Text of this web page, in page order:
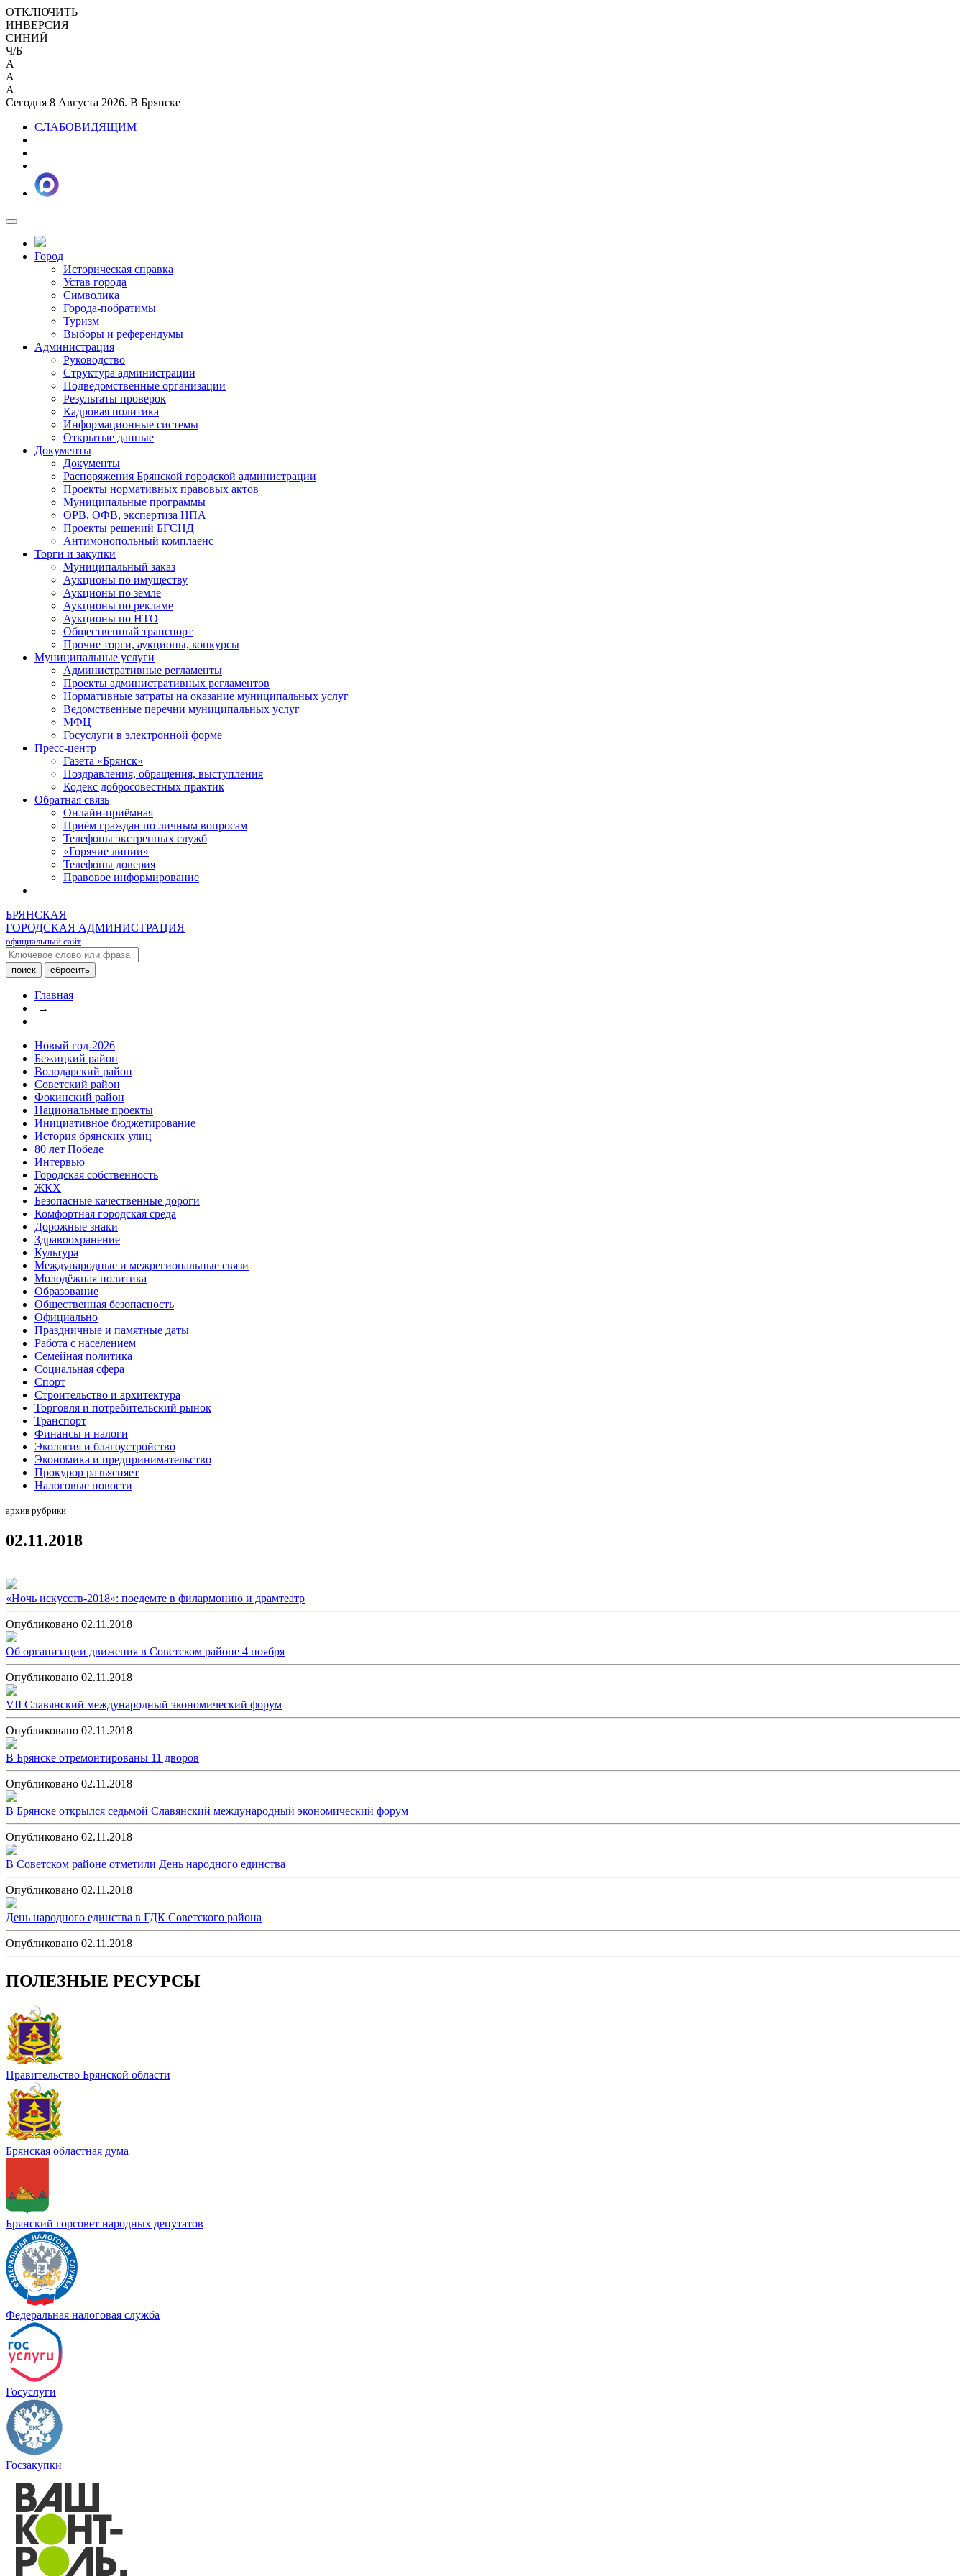
ОТКЛЮЧИТЬ
ИНВЕРСИЯ
СИНИЙ
Ч/Б
A
A
A
Сегодня 8 Августа 2026. В Брянске
СЛАБОВИДЯЩИМ
Город
Историческая справка
Устав города
Символика
Города-побратимы
Туризм
Выборы и референдумы
Администрация
Руководство
Структура администрации
Подведомственные организации
Результаты проверок
Кадровая политика
Информационные системы
Открытые данные
Документы
Документы
Распоряжения Брянской городской администрации
Проекты нормативных правовых актов
Муниципальные программы
ОРВ, ОФВ, экспертиза НПА
Проекты решений БГСНД
Антимонопольный комплаенс
Торги и закупки
Муниципальный заказ
Аукционы по имуществу
Аукционы по земле
Аукционы по рекламе
Аукционы по НТО
Общественный транспорт
Прочие торги, аукционы, конкурсы
Муниципальные услуги
Административные регламенты
Проекты административных регламентов
Нормативные затраты на оказание муниципальных услуг
Ведомственные перечни муниципальных услуг
МФЦ
Госуслуги в электронной форме
Пресс-центр
Газета «Брянск»
Поздравления, обращения, выступления
Кодекс добросовестных практик
Обратная связь
Онлайн-приёмная
Приём граждан по личным вопросам
Телефоны экстренных служб
«Горячие линии»
Телефоны доверия
Правовое информирование
БРЯНСКАЯ
ГОРОДСКАЯ АДМИНИСТРАЦИЯ
официальный сайт
Главная
→
Новый год-2026
Бежицкий район
Володарский район
Советский район
Фокинский район
Национальные проекты
Инициативное бюджетирование
История брянских улиц
80 лет Победе
Интервью
Городская собственность
ЖКХ
Безопасные качественные дороги
Комфортная городская среда
Дорожные знаки
Здравоохранение
Культура
Международные и межрегиональные связи
Молодёжная политика
Образование
Общественная безопасность
Официально
Праздничные и памятные даты
Работа с населением
Семейная политика
Социальная сфера
Спорт
Строительство и архитектура
Торговля и потребительский рынок
Транспорт
Финансы и налоги
Экология и благоустройство
Экономика и предпринимательство
Прокурор разъясняет
Налоговые новости
архив рубрики
02.11.2018
«Ночь искусств-2018»: поедемте в филармонию и драмтеатр
Опубликовано 02.11.2018
Об организации движения в Советском районе 4 ноября
Опубликовано 02.11.2018
VII Славянский международный экономический форум
Опубликовано 02.11.2018
В Брянске отремонтированы 11 дворов
Опубликовано 02.11.2018
В Брянске открылся седьмой Славянский международный экономический форум
Опубликовано 02.11.2018
В Советском районе отметили День народного единства
Опубликовано 02.11.2018
День народного единства в ГДК Советского района
Опубликовано 02.11.2018
ПОЛЕЗНЫЕ РЕСУРСЫ
Правительство Брянской области
Брянская областная дума
Брянский горсовет народных депутатов
Федеральная налоговая служба
Госуслуги
Госзакупки